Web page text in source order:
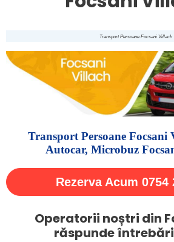
Transport Persoane Focsani Villach
Transport Persoane Focsani
Autocar, Microbuz
Rezerva Acum 0754
Operatorii noștri din
răspunde